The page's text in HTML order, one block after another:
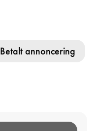
Betalt annoncering